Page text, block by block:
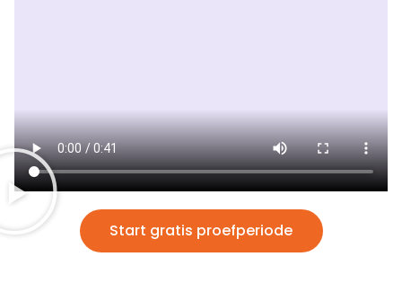
Start gratis proefperiode